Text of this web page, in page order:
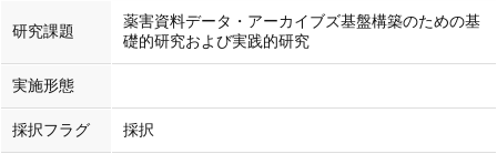
研究課題
薬害資料データ・アーカイブズ基盤構築のための基
礎的研究および実践的研究
実施形態
採択フラグ 採択